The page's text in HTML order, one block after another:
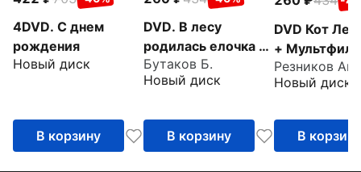
4DVD. С днем
рождения
Новый диск
В корзину
DVD. В лесу
родилась елочка +
Мультфильм в
подарок
Бутаков Б.
Новый диск
В корзину
DVD Кот
+
подарок
Новый диск
В корзину